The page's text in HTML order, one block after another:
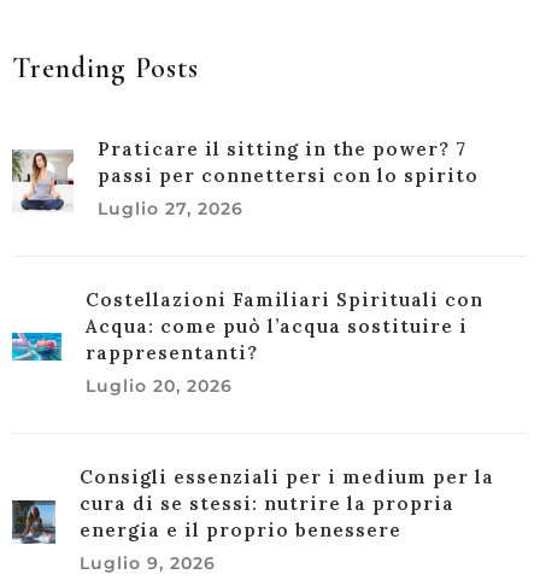
Trending Posts
Praticare il sitting in the power? 7
passi per connettersi con lo spirito
Luglio 27, 2026
Costellazioni Familiari Spirituali con
Acqua: come può l’acqua sostituire i
rappresentanti?
Luglio 20, 2026
Consigli essenziali per i medium per la
cura di se stessi: nutrire la propria
energia e il proprio benessere
Luglio 9, 2026